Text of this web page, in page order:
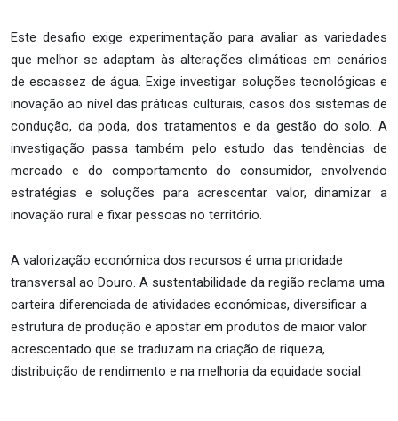
Este desafio exige experimentação para avaliar as variedades
que melhor se adaptam às alterações climáticas em cenários
de escassez de água. Exige investigar soluções tecnológicas e
inovação ao nível das práticas culturais, casos dos sistemas de
condução, da poda, dos tratamentos e da gestão do solo. A
investigação passa também pelo estudo das tendências de
mercado e do comportamento do consumidor, envolvendo
estratégias e soluções para acrescentar valor, dinamizar a
inovação rural e fixar pessoas no território.
A valorização económica dos recursos é uma prioridade
transversal ao Douro. A sustentabilidade da região reclama uma
carteira diferenciada de atividades económicas, diversificar a
estrutura de produção e apostar em produtos de maior valor
acrescentado que se traduzam na criação de riqueza,
distribuição de rendimento e na melhoria da equidade social.